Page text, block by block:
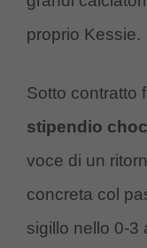
proprio Kessie.
Sotto contratto
stipendio
voce di un
concreta col
sigillo nello 0-3